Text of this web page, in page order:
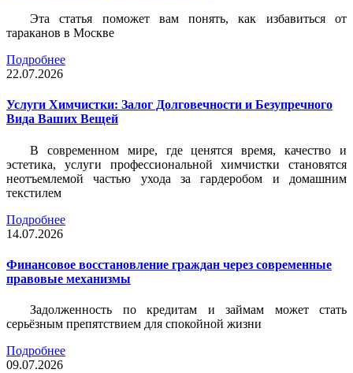
Эта статья поможет вам понять, как избавиться от
тараканов в Москве
Подробнее
22.07.2026
Услуги Химчистки: Залог Долговечности и Безупречного
Вида Ваших Вещей
В современном мире, где ценятся время, качество и
эстетика, услуги профессиональной химчистки становятся
неотъемлемой частью ухода за гардеробом и домашним
текстилем
Подробнее
14.07.2026
Финансовое восстановление граждан через современные
правовые механизмы
Задолженность по кредитам и займам может стать
серьёзным препятствием для спокойной жизни
Подробнее
09.07.2026